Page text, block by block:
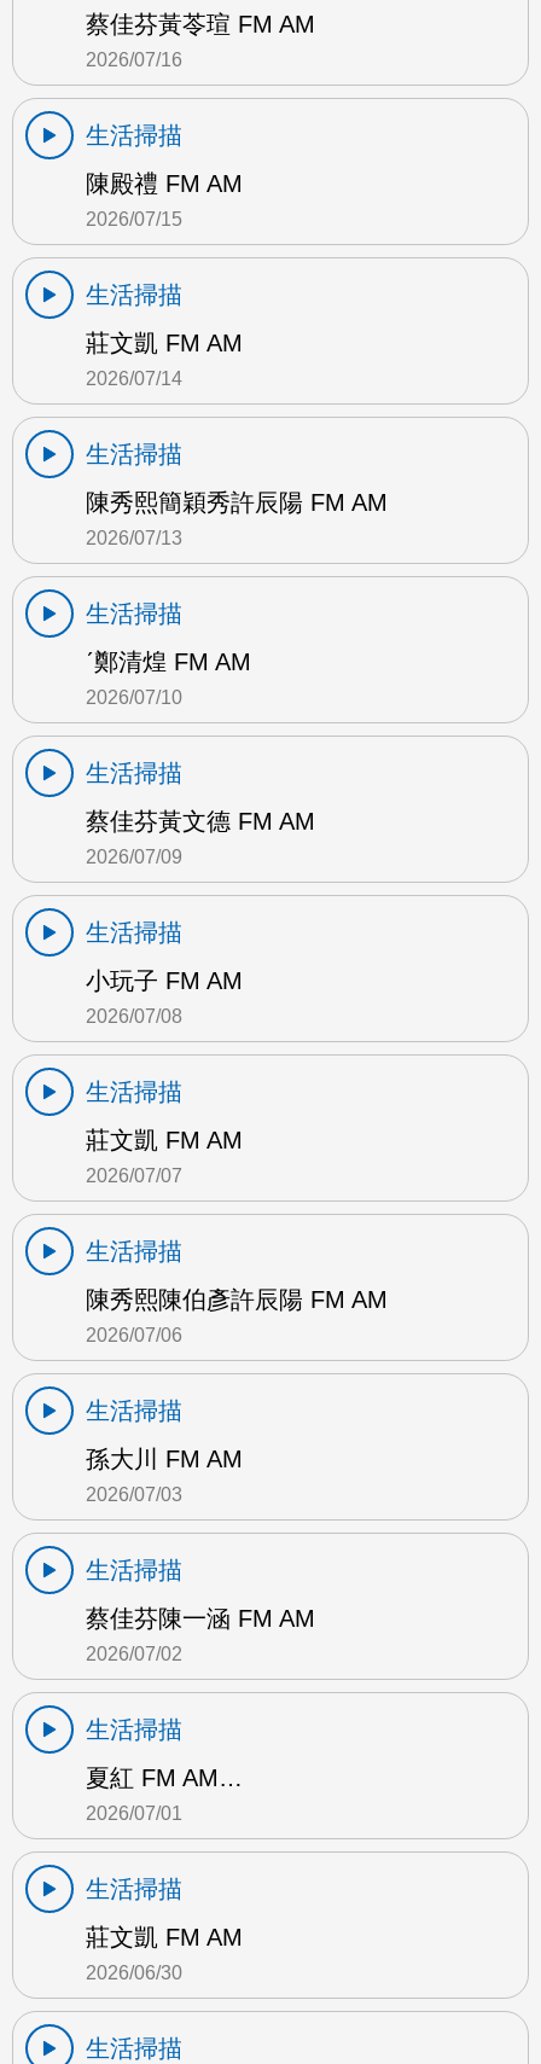
蔡佳芬黃苓瑄 FM AM
2026/07/16
生活掃描
陳殿禮 FM AM
2026/07/15
生活掃描
莊文凱 FM AM
2026/07/14
生活掃描
陳秀熙簡穎秀許辰陽 FM AM
2026/07/13
生活掃描
ˊ鄭清煌 FM AM
2026/07/10
生活掃描
蔡佳芬黃文德 FM AM
2026/07/09
生活掃描
小玩子 FM AM
2026/07/08
生活掃描
莊文凱 FM AM
2026/07/07
生活掃描
陳秀熙陳伯彥許辰陽 FM AM
2026/07/06
生活掃描
孫大川 FM AM
2026/07/03
生活掃描
蔡佳芬陳一涵 FM AM
2026/07/02
生活掃描
夏紅 FM AM…
2026/07/01
生活掃描
莊文凱 FM AM
2026/06/30
生活掃描